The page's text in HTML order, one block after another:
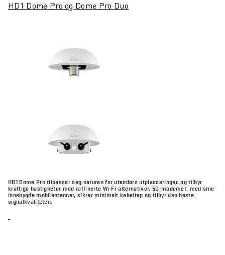
HD1 Dome Pro og Dome Pro Duo
HD1 Dome Pro tilpasser seg naturen for utendørs utplasseringer, og tilbyr
kraftige hastigheter med raffinerte Wi-Fi-alternativer. 5G-modemet, med sine
innebygde mobilantenner, sikrer minimalt kabeltap og tilbyr den beste
signalkvaliteten.